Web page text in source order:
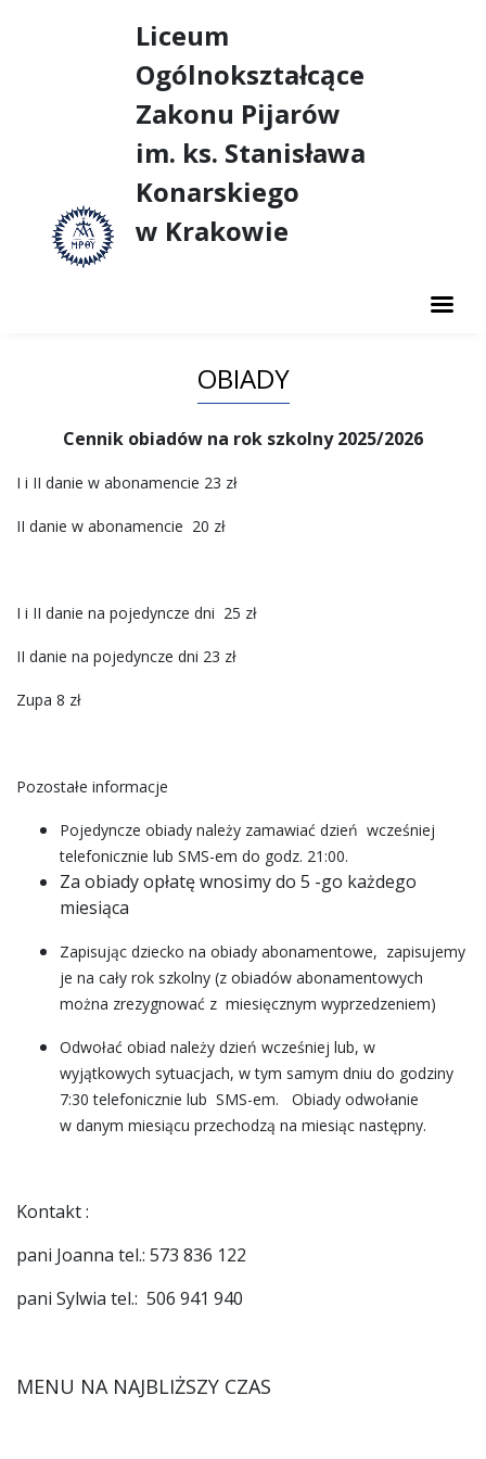
Liceum
Ogólnokształcące
Zakonu Pijarów
im. ks. Stanisława
Konarskiego
w Krakowie
NASZE SUKCESY
DUSZPASTERSTWO
REKRUTACJA
DOKUMENTY
OBIADY
Cennik obiadów na rok szkolny 2025/2026
I i II danie w abonamencie 23 zł
II danie w abonamencie 20 zł
I i II danie na pojedyncze dni 25 zł
II danie na pojedyncze dni 23 zł
Zupa 8 zł
Pozostałe informacje
Pojedyncze obiady należy zamawiać dzień wcześniej
telefonicznie lub SMS-em do godz. 21:00.
Za obiady opłatę wnosimy do 5 -go każdego
miesiąca
Zapisując dziecko na obiady abonamentowe, zapisujemy
je na cały rok szkolny (z obiadów abonamentowych
można zrezygnować z miesięcznym wyprzedzeniem)
Odwołać obiad należy dzień wcześniej lub, w
wyjątkowych sytuacjach, w tym samym dniu do godziny
7:30 telefonicznie lub SMS-em.
Obiady odwołanie
w danym miesiącu przechodzą na miesiąc następny.
Kontakt :
pani Joanna tel.: 573 836 122
pani Sylwia tel.: 506 941 940
MENU NA NAJBLIŻSZY CZAS